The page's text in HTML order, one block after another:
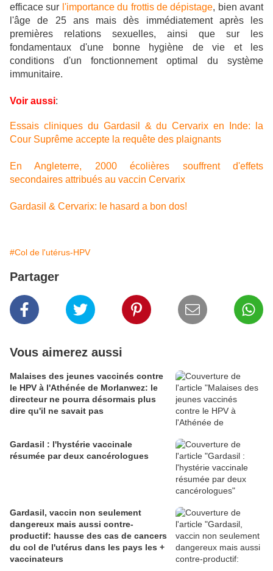
efficace sur l'importance du frottis de dépistage, bien avant
l'âge de 25 ans mais dès immédiatement après les
premières relations sexuelles, ainsi que sur les
fondamentaux d'une bonne hygiène de vie et les
conditions d'un fonctionnement optimal du système
immunitaire.
Voir aussi:
Essais cliniques du Gardasil & du Cervarix en Inde: la
Cour Suprême accepte la requête des plaignants
En Angleterre, 2000 écolières souffrent d'effets
secondaires attribués au vaccin Cervarix
Gardasil & Cervarix: le hasard a bon dos!
#Col de l'utérus-HPV
Partager
Vous aimerez aussi
Malaises des jeunes vaccinés contre
le HPV à l'Athénée de Morlanwez: le
directeur ne pourra désormais plus
dire qu'il ne savait pas
Gardasil : l'hystérie vaccinale
résumée par deux cancérologues
Gardasil, vaccin non seulement
dangereux mais aussi contre-
productif: hausse des cas de cancers
du col de l'utérus dans les pays les +
vaccinateurs